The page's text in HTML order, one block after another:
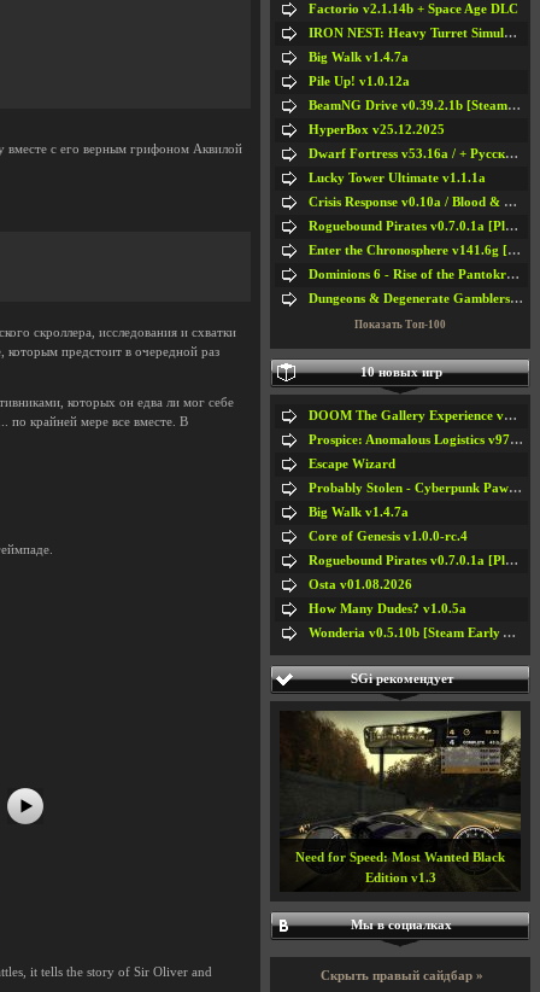
вместе с его верным грифоном Аквилой
скроллера, исследования и схватки
предстоит в очередной раз
которых он едва ли мог себе
по крайней мере все вместе. В
#6
#8
it tells the story of Sir Oliver and
Factorio v2.1.14b + Space Age DLC
IRON NEST: Heavy Turret Simulator v1.0a
Big Walk v1.4.7a
Pile Up! v1.0.12a
BeamNG Drive v0.39.2.1b [Steam Early Access]
HyperBox v25.12.2025
Dwarf Fortress v53.16a / + Русская Версия v50.12a
Lucky Tower Ultimate v1.1.1a
Crisis Response v0.10a / Blood & Bullet
Roguebound Pirates v0.7.0.1a [Playtest]
Enter the Chronosphere v141.6g [Steam Early Access]
Dominions 6 - Rise of the Pantokrator v6.35a
Dungeons & Degenerate Gamblers v2.0.2a
Показать Топ-100
10 новых игр
DOOM The Gallery Experience v1.4.2
Prospice: Anomalous Logistics v97 [Playtest]
Escape Wizard
Probably Stolen - Cyberpunk Pawnshop Simulator v048c [Playtest]
Big Walk v1.4.7a
Core of Genesis v1.0.0-rc.4
Roguebound Pirates v0.7.0.1a [Playtest]
Osta v01.08.2026
How Many Dudes? v1.0.5a
Wonderia v0.5.10b [Steam Early Access]
SGi рекомендует
Need for Speed: Most Wanted Black
Edition v1.3
Мы в социалках
Скрыть правый сайдбар »